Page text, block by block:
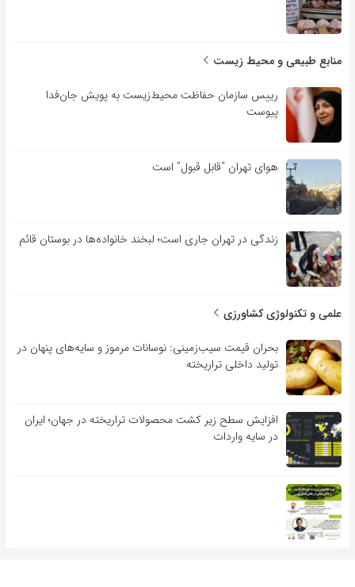
منابع طبیعی و محیط زیست
رییس سازمان حفاظت محیط‌زیست به پویش جان‌فدا
پیوست
هوای تهران “قابل قبول” است
زندگی در تهران جاری است؛ لبخند خانواده‌ها در بوستان قائم
علمی و تکنولوژی کشاورزی
بحران قیمت سیب‌زمینی: نوسانات مرموز و سایه‌های پنهان در
تولید داخلی تراریخته
افزایش سطح زیر کشت محصولات تراریخته در جهان؛ ایران
در سایه واردات